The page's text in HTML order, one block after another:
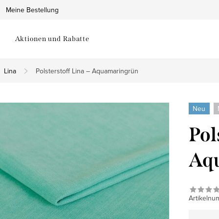
Meine Bestellung
Aktionen und Rabatte
Lina Polsterstoff Lina – Aquamaringrün
Neu